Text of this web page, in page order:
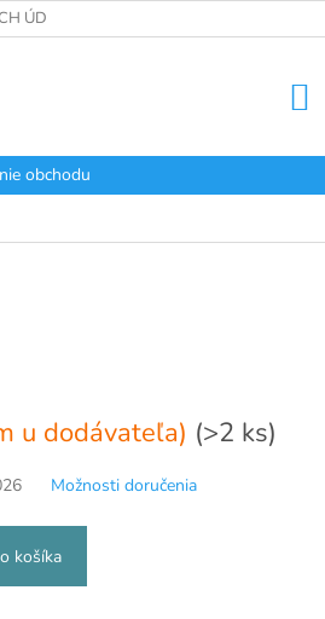
ÚDAJOV
obchodu
u dodávateľa) (>2 ks)
Možnosti doručenia
košíka